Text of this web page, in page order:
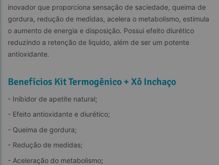
inovador que proporciona sensação de saciedade, queima de
gordura, redução de medidas, acelera o metabolismo, estimula
o aumento de energia e disposição. Possui efeito diurético
reduzindo a retenção de liquido, além de ser um potente
antioxidante.
Benefícios Kit Termogênico + Xô Inchaço
- Inibidor de apetite natural;
- Efeito antioxidante e diurético;
- Queima de gordura;
- Redução de medidas;
- Aceleração do metabolismo;